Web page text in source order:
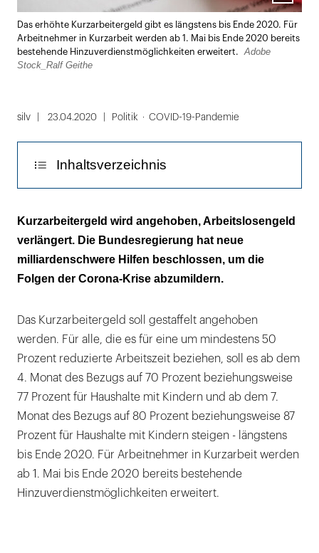
Lightbox
öffnen
Das erhöhte Kurzarbeitergeld gibt es längstens bis Ende 2020. Für
Arbeitnehmer in Kurzarbeit werden ab 1. Mai bis Ende 2020 bereits
bestehende Hinzuverdienstmöglichkeiten erweitert.
Adobe
Stock_Ralf Geithe
silv 23.04.2020 Politik COVID-19-Pandemie
Inhaltsverzeichnis
Arbeitslosengeld wird verlängert
Verlustrechnung für kleine und
mittelständische Unternehmen
Kurzarbeitergeld wird angehoben, Arbeitslosengeld
verlängert. Die Bundesregierung hat neue
milliardenschwere Hilfen beschlossen, um die
Folgen der Corona-Krise abzumildern.
Das Kurzarbeitergeld soll gestaffelt angehoben
werden. Für alle, die es für eine um mindestens 50
Prozent reduzierte Arbeitszeit beziehen, soll es ab dem
4. Monat des Bezugs auf 70 Prozent beziehungsweise
77 Prozent für Haushalte mit Kindern und ab dem 7.
Monat des Bezugs auf 80 Prozent beziehungsweise 87
Prozent für Haushalte mit Kindern steigen - längstens
bis Ende 2020. Für Arbeitnehmer in Kurzarbeit werden
ab 1. Mai bis Ende 2020 bereits bestehende
Hinzuverdienstmöglichkeiten erweitert.